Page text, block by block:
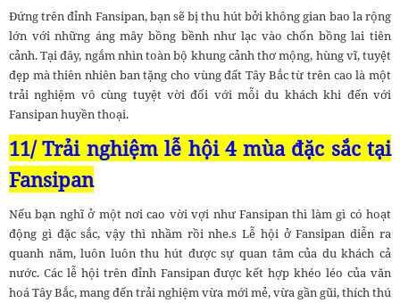
Đứng trên đỉnh Fansipan, bạn sẽ bị thu hút bởi không gian bao la rộng
lớn với những áng mây bồng bềnh như lạc vào chốn bồng lai tiên
cảnh. Tại đây, ngắm nhìn toàn bộ khung cảnh thơ mộng, hùng vĩ, tuyệt
đẹp mà thiên nhiên ban tặng cho vùng đất Tây Bắc từ trên cao là một
trải nghiệm vô cùng tuyệt vời đối với mỗi du khách khi đến với
Fansipan huyền thoại.
11/ Trải nghiệm lễ hội 4 mùa đặc sắc tại
Fansipan
Nếu bạn nghĩ ở một nơi cao vời vợi như Fansipan thì làm gì có hoạt
động gì đặc sắc, vậy thì nhầm rồi nhe.s Lễ hội ở Fansipan diễn ra
quanh năm, luôn luôn thu hút được sự quan tâm của du khách cả
nước. Các lễ hội trên đỉnh Fansipan được kết hợp khéo léo của văn
hoá Tây Bắc, mang đến trải nghiệm vừa mới mẻ, vừa gần gũi, thích thú